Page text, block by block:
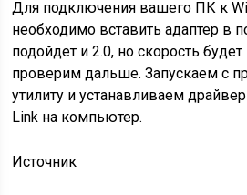
Для подключения вашего ПК к
необходимо вставить адаптер в
подойдет и 2.0, но скорость
проверим дальше. Запускаем с
утилиту и устанавливаем
Link на компьютер.
Источник